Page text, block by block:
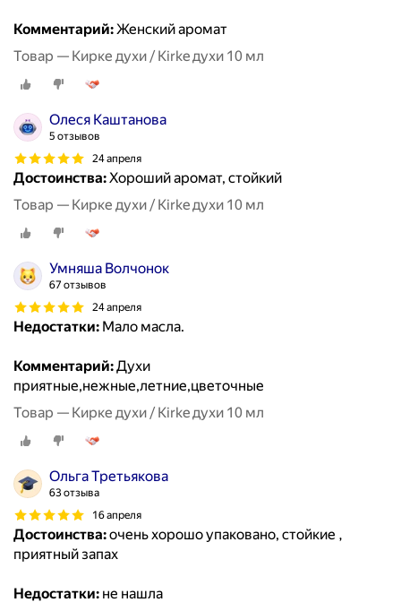
Комментарий:Женский аромат
Товар — Кирке духи / Kirke духи 10 мл
Олеся Каштанова
5 отзывов
24 апреля
Достоинства:Хороший аромат, стойкий
Товар — Кирке духи / Kirke духи 10 мл
Умняша Волчонок
67 отзывов
24 апреля
Недостатки: Мало масла.
Комментарий:Духи
приятные,нежные,летние,цветочные
Товар — Кирке духи / Kirke духи 10 мл
Ольга Третьякова
63 отзыва
16 апреля
Достоинства:очень хорошо упаковано, стойкие ,
приятный запах
Недостатки: не нашла